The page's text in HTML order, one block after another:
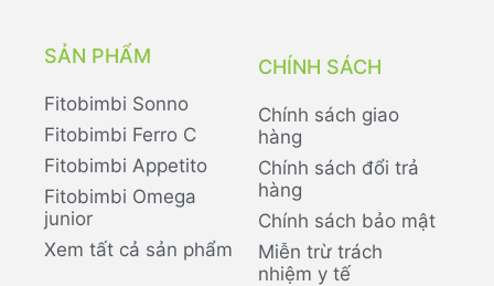
SẢN PHẨM
Fitobimbi Sonno
Fitobimbi Ferro C
Fitobimbi Appetito
Fitobimbi Omega
junior
Xem tất cả sản phẩm
CHÍNH SÁCH
Chính sách giao
hàng
Chính sách đổi trả
hàng
Chính sách bảo mật
Miễn trừ trách
nhiệm y tế